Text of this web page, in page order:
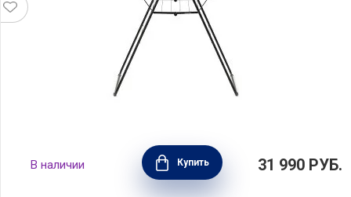
Сушилка напольная HangOn, нержавеющая
сталь, Brabantia, Бельгия, 403620
В наличии Купить 31 990 РУБ.